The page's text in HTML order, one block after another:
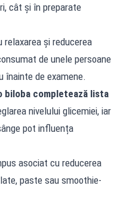
cât și în preparate
și reducerea
de unele persoane
înainte de examene.
biloba completează lista
nivelului glicemiei, iar
pot influența
asociat cu reducerea
paste sau smoothie-